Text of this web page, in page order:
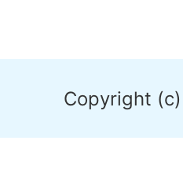
Copyright